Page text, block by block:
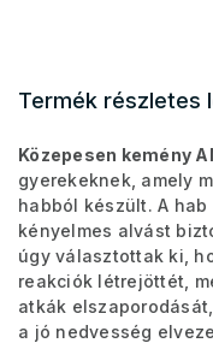
Termék részletes
Közepesen kemény
gyerekeknek, amely
habból készült. A
kényelmes alvást
úgy választottak ki,
reakciók létrejöttét,
atkák
a jó nedvesség